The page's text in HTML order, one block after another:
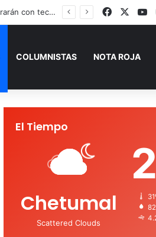
Claudia Sheinbaum, Mara Lezama y Estefanía Mercado fortalecen estrategia integral contra el sargazo Facebook
COLUMNISTAS NOTA ROJA
El Tiempo
Chetumal
Scattered Clouds